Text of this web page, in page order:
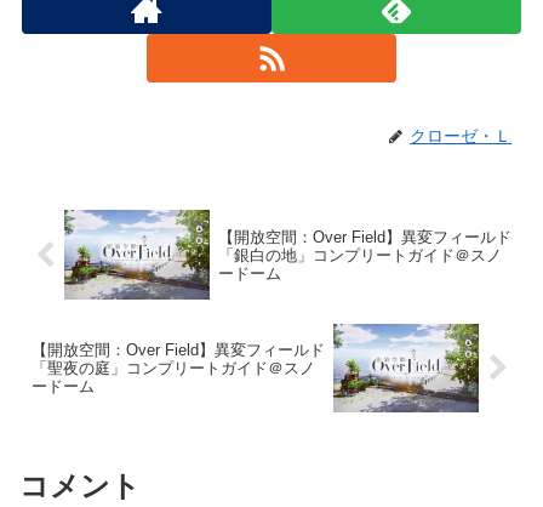
クローゼ・Ｌ
【開放空間：Over Field】異変フィールド
「銀白の地」コンプリートガイド＠スノ
ードーム
【開放空間：Over Field】異変フィールド
「聖夜の庭」コンプリートガイド＠スノ
ードーム
コメント